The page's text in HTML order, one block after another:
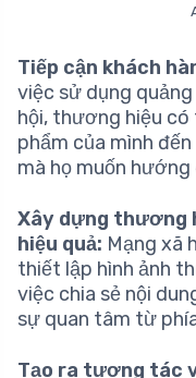
Tiếp cận khách
việc sử dụng
hội, thương hiệu có
phẩm của mình
mà họ muốn hướng
Xây dựng thương
hiệu quả: Mạng xã
thiết lập hình ảnh
việc chia sẻ nội
sự quan tâm từ
Tạo ra tương tác